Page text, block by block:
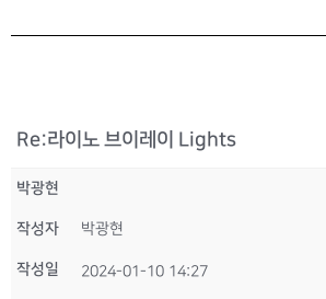
Re:라이노 브이레이 Lights
박광현
작성자 박광현
작성일 2024-01-10 14:27